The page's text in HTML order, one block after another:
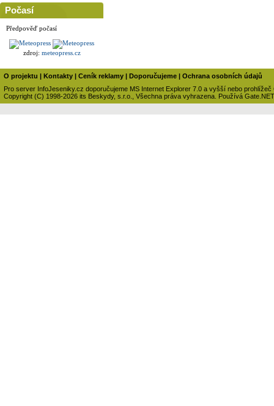
Počasí
Předpověď počasí
zdroj: meteopress.cz
O projektu | Kontakty | Ceník reklamy | Doporučujeme | Ochrana osobních údajů
Pro server InfoJeseniky.cz doporučujeme MS Internet Explorer 7.0 a vyšší nebo prohlížeč
Copyright (C) 1998-2026 its Beskydy, s.r.o., Všechna práva vyhrazena. Používá